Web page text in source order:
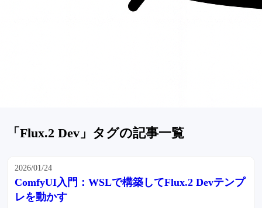
「Flux.2 Dev」タグの記事一覧
2026/01/24
ComfyUI入門：WSLで構築してFlux.2 Devテンプ
レを動かす